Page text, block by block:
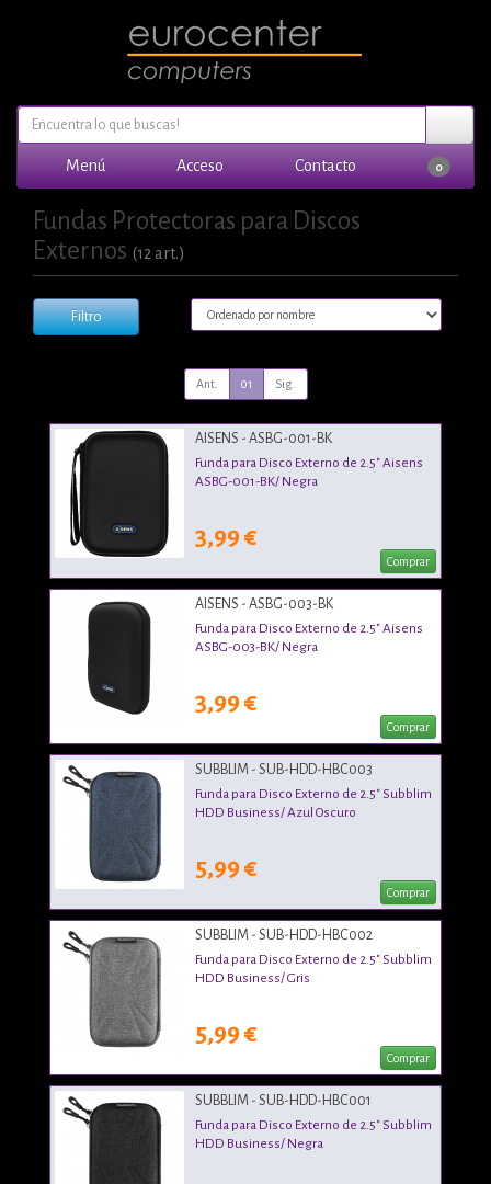
Menú Acceso Contacto 0
Fundas Protectoras para Discos
Externos (12 art.)
Filtro
Ant. 01 Sig.
AISENS - ASBG-001-BK
Funda para Disco Externo de 2.5" Aisens
ASBG-001-BK/ Negra
3,99 €
Comprar
AISENS - ASBG-003-BK
Funda para Disco Externo de 2.5" Aisens
ASBG-003-BK/ Negra
3,99 €
Comprar
SUBBLIM - SUB-HDD-HBC003
Funda para Disco Externo de 2.5" Subblim
HDD Business/ Azul Oscuro
5,99 €
Comprar
SUBBLIM - SUB-HDD-HBC002
Funda para Disco Externo de 2.5" Subblim
HDD Business/ Gris
5,99 €
Comprar
SUBBLIM - SUB-HDD-HBC001
Funda para Disco Externo de 2.5" Subblim
HDD Business/ Negra